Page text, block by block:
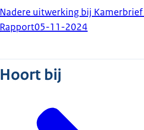
Nadere uitwerking bij
Rapport05-11-2024
Hoort bij